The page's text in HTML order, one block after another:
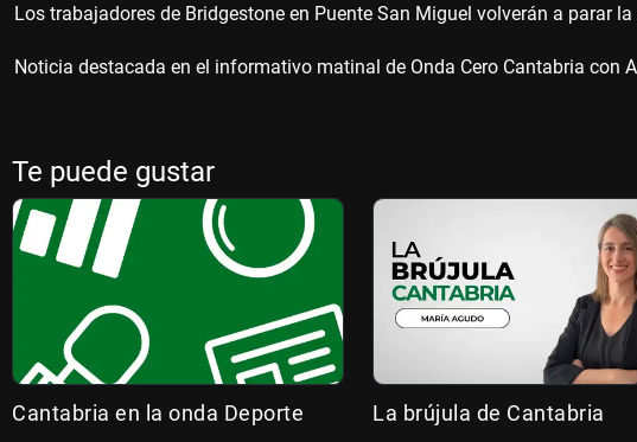
Los trabajadores de Bridgestone en Puente San Miguel volverán a parar
Noticia destacada en el informativo matinal de Onda Cero Cantabria con
Te puede gustar
Cantabria en la onda Deporte La brújula de Cantabria